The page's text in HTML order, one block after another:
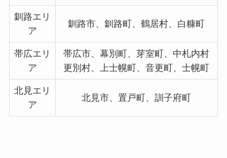
釧路エリ
ア
釧路市、釧路町、鶴居村、白糠町
帯広エリ
ア
帯広市、幕別町、芽室町、中札内村
更別村、上士幌町、音更町、士幌町
北見エリ
ア
北見市、置戸町、訓子府町